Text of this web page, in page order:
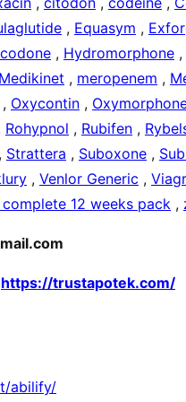
, Equasym ,
, Hydromorphone ,
Medikinet , meropenem ,
, Oxycontin ,
Rohypnol , Rubifen ,
, Strattera , Suboxone ,
, Venlor Generic ,
12 weeks pack ,
https://trustapotek.com/
abilify/